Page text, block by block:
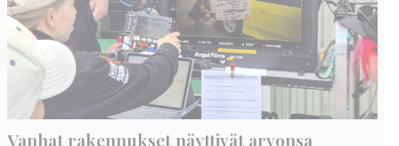
Vanhat rakennukset näyttivät arvonsa